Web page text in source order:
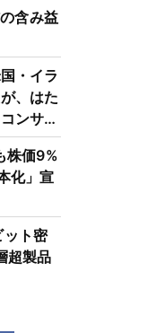
含み益
・イラ
、はた
ンサイ
返すた
株価9%
化」宣
ト密
超製品